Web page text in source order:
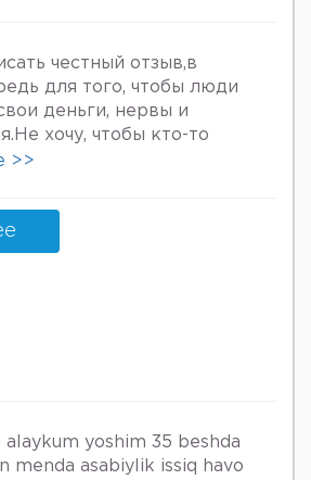
честный отзыв,в
для того, чтобы люди
деньги, нервы и
хочу, чтобы кто-то
пережила я. Врач
и нормальном
отношении к людям.
в психбольницу
женщин, убивать в них
и высокомерно
на кресле и грубом
выделения.
30 она выносит
>>
alaykum yoshim 35 beshda
menda asabiylik issiq havo